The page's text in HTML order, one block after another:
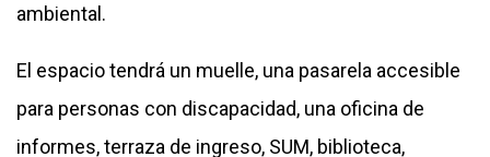
ambiental.
El espacio tendrá un muelle, una pasarela accesible
para personas con discapacidad, una oficina de
informes, terraza de ingreso, SUM, biblioteca,